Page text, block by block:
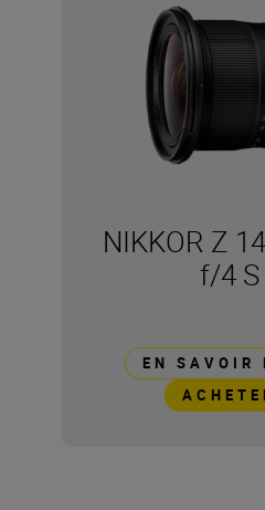
NIKKOR Z
f/4 S
EN SAVOIR